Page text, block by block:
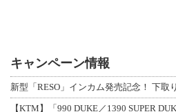
キャンペーン情報
【KTM】「990 DUKE／1390 SUPER